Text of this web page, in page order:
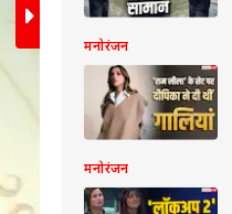
सलमान खान और
फिल्म ने
मनोरंजन
मनोरंजन